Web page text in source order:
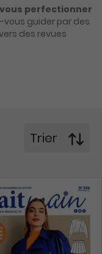
perfectionner
vous guider par des
des revues
Trier